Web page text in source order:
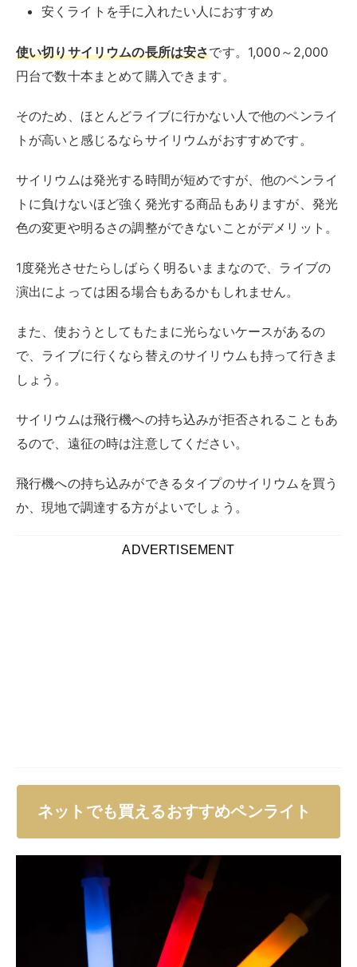
安くライトを手に入れたい人におすすめ
使い切りサイリウムの長所は安さです。1,000～2,000
円台で数十本まとめて購入できます。
そのため、ほとんどライブに行かない人で他のペンライ
トが高いと感じるならサイリウムがおすすめです。
サイリウムは発光する時間が短めですが、他のペンライ
トに負けないほど強く発光する商品もありますが、発光
色の変更や明るさの調整ができないことがデメリット。
1度発光させたらしばらく明るいままなので、ライブの
演出によっては困る場合もあるかもしれません。
また、使おうとしてもたまに光らないケースがあるの
で、ライブに行くなら替えのサイリウムも持って行きま
しょう。
サイリウムは飛行機への持ち込みが拒否されることもあ
るので、遠征の時は注意してください。
飛行機への持ち込みができるタイプのサイリウムを買う
か、現地で調達する方がよいでしょう。
ADVERTISEMENT
ネットでも買えるおすすめペンライト